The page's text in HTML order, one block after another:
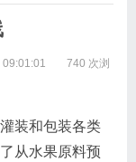
740 次浏
装和包装各类
从水果原料预